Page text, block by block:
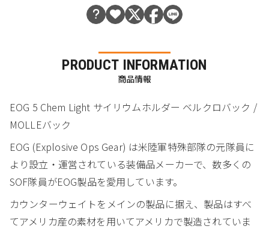
PRODUCT INFORMATION
商品情報
EOG 5 Chem Light サイリウムホルダー ベルクロバック /
MOLLEバック
EOG (Explosive Ops Gear) は米陸軍特殊部隊の元隊員に
より設立・運営されている装備品メーカーで、数多くの
SOF隊員がEOG製品を愛用しています。
カウンターウェイトをメインの製品に据え、製品はすべ
てアメリカ産の素材を用いてアメリカで製造されていま